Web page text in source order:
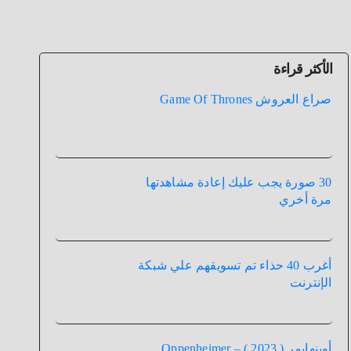
الأكثر قراءة
صراع العروش Game Of Thrones
30 صورة يجب عليك إعادة مشاهدتها
مرة أخري
أغرب 40 حذاء تم تسويقهم علي شبكة
الإنترنت
أوبنهايمر ( 2023 ) – Oppenheimer